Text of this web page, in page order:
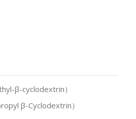
β-cyclodextrin）
β-Cyclodextrin）